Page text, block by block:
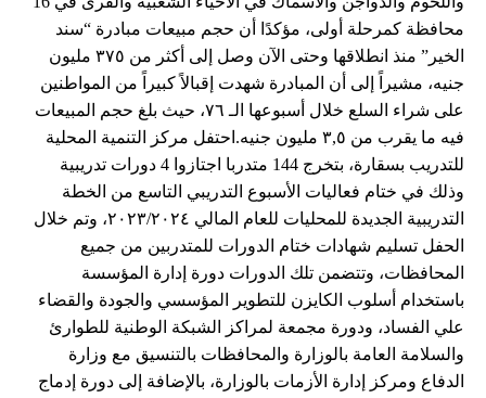
محافظة كمرحلة أولى، مؤكدًا أن حجم مبيعات مبادرة “سند
الخير” منذ انطلاقها وحتى الآن وصل إلى أكثر من ٣٧٥ مليون
جنيه، مشيراً إلى أن المبادرة شهدت إقبالاً كبيراً من المواطنين
على شراء السلع خلال أسبوعها الـ ٧٦، حيث بلغ حجم المبيعات
فيه ما يقرب من ٣,٥ مليون جنيه.احتفل مركز التنمية المحلية
للتدريب بسقارة، بتخرج 144 متدربا اجتازوا 4 دورات تدريبية
وذلك في ختام فعاليات الأسبوع التدريبي التاسع من الخطة
التدريبية الجديدة للمحليات للعام المالي ٢٠٢٣/٢٠٢٤، وتم خلال
الحفل تسليم شهادات ختام الدورات للمتدربين من جميع
المحافظات، وتتضمن تلك الدورات دورة إدارة المؤسسة
باستخدام أسلوب الكايزن للتطوير المؤسسي والجودة والقضاء
علي الفساد، ودورة مجمعة لمراكز الشبكة الوطنية للطوارئ
والسلامة العامة بالوزارة والمحافظات بالتنسيق مع وزارة
الدفاع ومركز إدارة الأزمات بالوزارة، بالإضافة إلى دورة إدماج